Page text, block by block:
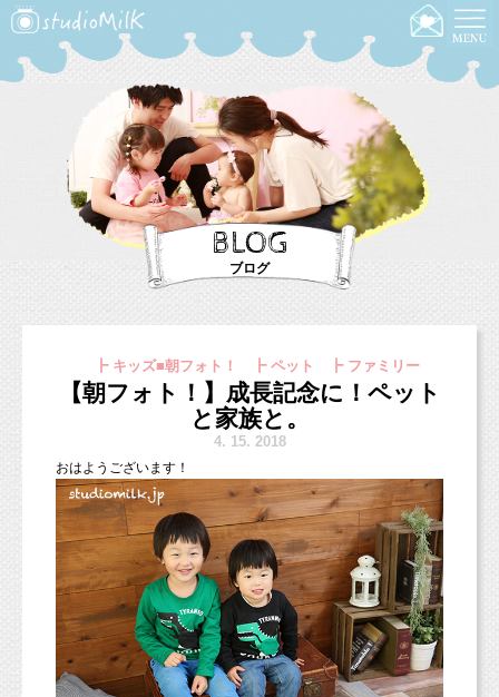
BLOG
ブログ
┣ キッズ■朝フォト！ ┣ ペット ┣ ファミリー
【朝フォト！】成長記念に！ペット
と家族と。
4. 15. 2018
おはようございます！